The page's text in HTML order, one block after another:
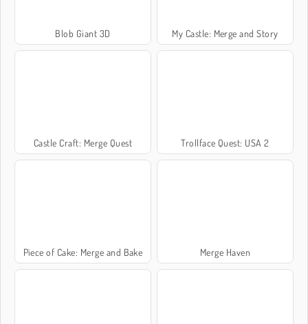
Blob Giant 3D My Castle: Merge and Story
Castle Craft: Merge Quest Trollface Quest: USA 2
Piece of Cake: Merge and Bake Merge Haven